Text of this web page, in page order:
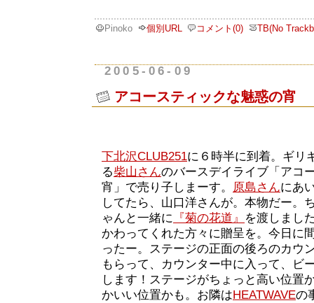
Pinoko 個別URL コメント(0) TB(No
2005-06-09
アコースティックな魅惑の宵
下北沢CLUB251に６時半に到着。ギリ
る柴山さんのバースデイライブ「アコ
宵」で売り子しまーす。
原島さんにあ
してたら、山口洋さんが。本物だー。
ゃんと一緒に 『菊の花道』
を渡しまし
かわってくれた方々に贈呈を。今日に
ったー。ステージの正面の後ろのカウ
もらって、カウンター中に入って、ビ
します！ステージがちょっと高い位置
かいい位置かも。お隣は HEATWAVEの